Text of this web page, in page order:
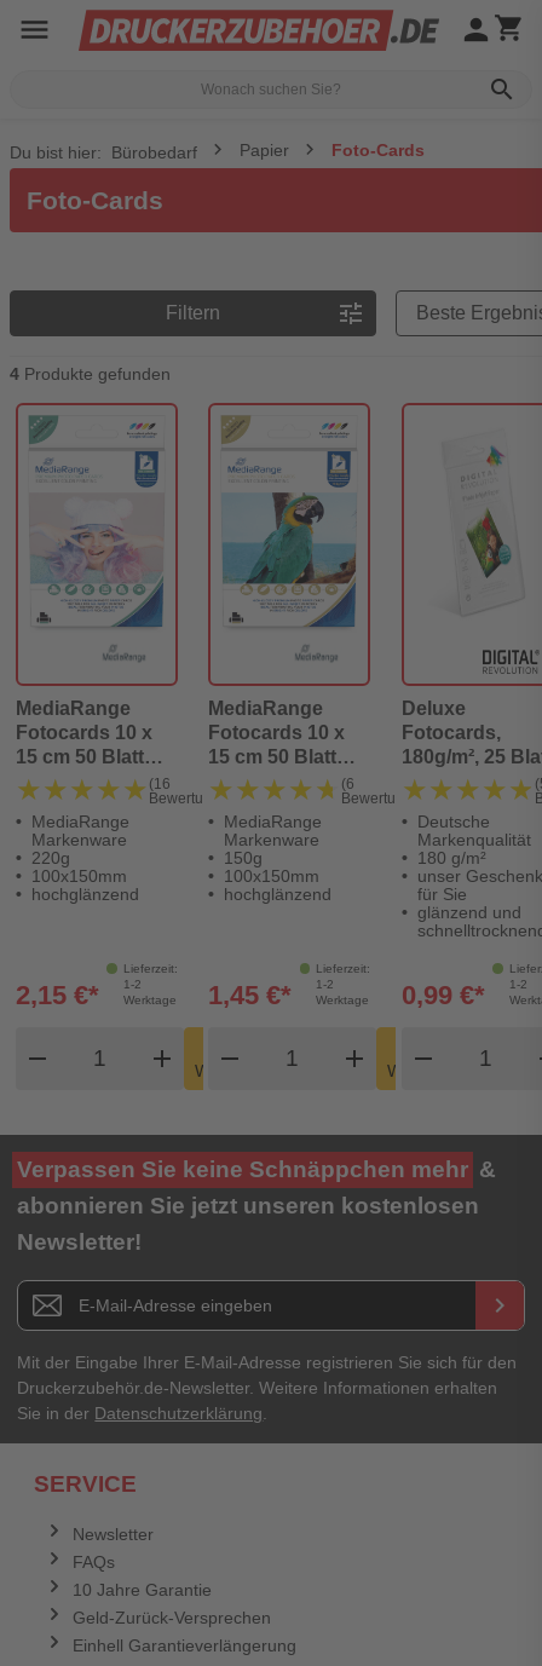
menu
search
person shopping_cart
Du bist hier: Bürobedarf Papier Foto-Cards
Foto-Cards
Filtern tune
4 Produkte gefunden
MediaRange
Fotocards 10 x
15 cm 50 Blatt
220g.
★★★★★
★★★★★ (16
Bewertungen)
MediaRange
Markenware
220g
100x150mm
hochglänzend
Lieferzeit:
1-2
Werktage
2,15 €*
remove add
Warenkorb
shopping_cart
MediaRange
Fotocards 10 x
15 cm 50 Blatt
150g.
★★★★★
★★★★★ (6
Bewertungen)
MediaRange
Markenware
150g
100x150mm
hochglänzend
Lieferzeit:
1-2
Werktage
1,45 €*
remove add
Warenkorb
shopping_cart
Deluxe
Fotocards,
180g/m², 25
★★★★★
★★★★★
Deutsche
Markenqualität
180 g/m²
unser Geschenk
für Sie
glänzend und
1-2
0,99 €*
remove
Verpassen Sie keine Schnäppchen mehr &
abonnieren Sie jetzt unseren kostenlosen
Newsletter!
Newsletter E-Mail Adresse keyboard_arrow_right
Mit der Eingabe Ihrer E-Mail-Adresse registrieren Sie sich für den
Druckerzubehör.de-Newsletter. Weitere Informationen erhalten
Sie in der Datenschutzerklärung
SERVICE
Newsletter
FAQs
10 Jahre Garantie
Geld-Zurück-Versprechen
Einhell Garantieverlängerung